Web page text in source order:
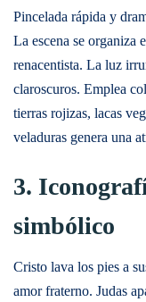
Pincelada rápida y
La escena se organiza
renacentista. La luz
claroscuros. Emplea
tierras rojizas, lacas
veladuras genera una
3.
simbólico
Cristo lava los pies a
amor fraterno. Judas